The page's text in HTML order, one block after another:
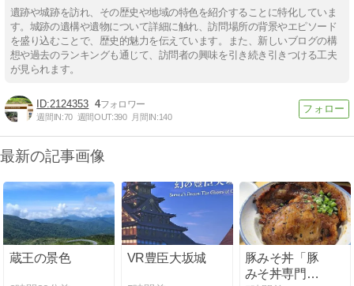
遺跡や城跡を訪れ、その歴史や地域の特色を紹介することに特化していま
す。城跡の遺構や遺物について詳細に触れ、訪問場所の背景やエピソード
を盛り込むことで、歴史的魅力を伝えています。また、新しいブログの構
想や過去のランキングも通じて、訪問者の興味を引き続き引きつける工夫
が見られます。
2124353 4
週間IN:70 週間OUT:390 月間IN:140
最新の記事画像
蔵王の景色 VR豊臣大坂城
豚みそ丼「豚
みそ丼専門店